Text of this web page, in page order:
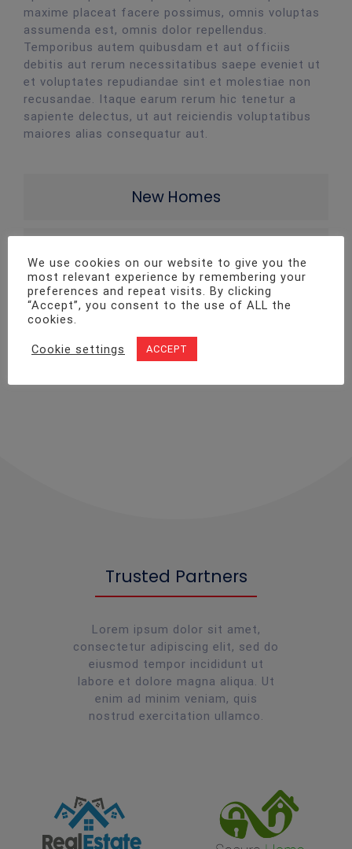
maxime placeat facere possimus, omnis voluptas
assumenda est, omnis dolor repellendus.
Temporibus autem quibusdam et aut officiis
debitis aut rerum necessitatibus saepe eveniet ut
et voluptates repudiandae sint et molestiae non
recusandae. Itaque earum rerum hic tenetur a
sapiente delectus, ut aut reiciendis voluptatibus
maiores alias consequatur aut.
New Homes
Commercial Projects
Handyman Services
Trusted Partners
Lorem ipsum dolor sit amet,
consectetur adipiscing elit, sed do
eiusmod tempor incididunt ut
labore et dolore magna aliqua. Ut
enim ad minim veniam, quis
nostrud exercitation ullamco.
We use cookies on our website to give you the
most relevant experience by remembering your
preferences and repeat visits. By clicking
“Accept”, you consent to the use of ALL the
cookies.
Cookie settings ACCEPT